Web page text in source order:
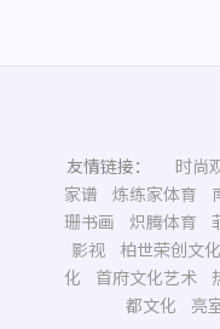
友情链接： 时尚
家谱
炼练家体育
珊书画
炽腾体育
影视
柏世荣创文
化
首府文化艺术
都文化
亮